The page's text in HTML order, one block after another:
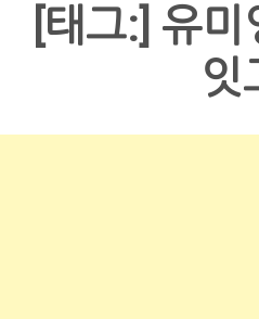
[태그:] 유미
잇